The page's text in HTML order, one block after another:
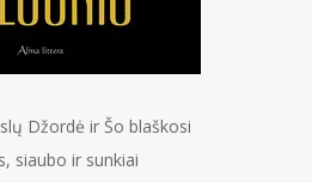
Džordė ir Šo blaškosi
siaubo ir sunkiai